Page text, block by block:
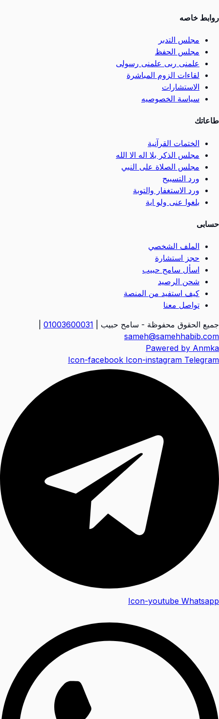
روابط خاصه
مجلس التدبر
مجلس الحفظ
علمنى ربى علمنى رسولى
لقاءات الزوم المباشرة
الاستشارات
سياسة الخصوصيه
طاعاتك
الختمات القرآنية
مجلس الذكر بلا اله الا الله
مجلس الصلاة على النبي
ورد التسبيح
ورد الاستغفار والتوبة
بلغوا عنى ولو اية
حسابى
الملف الشخصي
حجز استشارة
اسأل سامح حبيب
شحن الرصيد
كيف استفيد من المنصة
تواصل معنا
جميع الحقوق محفوظة - سامح حبيب | 01003600031
sameh@samehhabib.com
Pawered by Anmka
Icon-facebook Icon-instagram Telegram
Icon-youtube Whatsapp